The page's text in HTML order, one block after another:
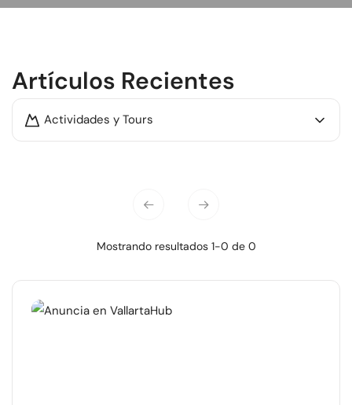
Artículos Recientes
Actividades y Tours
Mostrando resultados 1-0 de 0